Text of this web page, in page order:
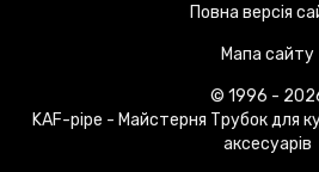
Повна версія
Мапа сайту
© 1996 -
KAF-pipe - Майстерня Трубок для
аксесуарів